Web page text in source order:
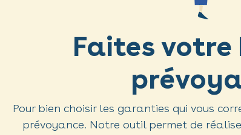
Faites
Pour bien choisir les garanties qui vous
prévoyance. Notre outil permet de